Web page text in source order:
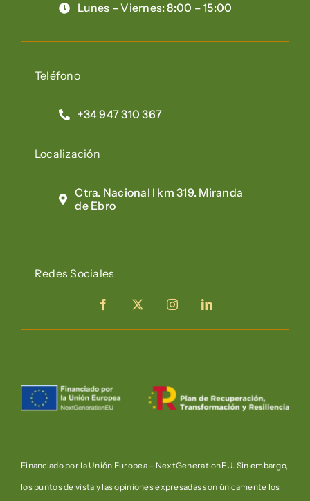
Lunes – Viernes: 8:00 – 15:00
Teléfono
+34 947 310 367
Localización
Ctra. Nacional I km 319. Miranda
de Ebro
Redes Sociales
Financiado por la Unión Europea – NextGenerationEU. Sin embargo,
los puntos de vista y las opiniones expresadas son únicamente los